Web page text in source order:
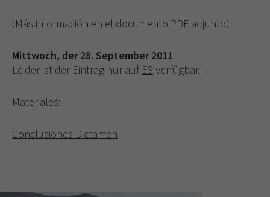
(Más información en el documento PDF adjunto)
Mittwoch, der 28. September 2011
Leider ist der Eintrag nur auf ES verfügbar.
Materiales:
Conclusiones Dictamen